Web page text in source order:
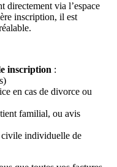
directement via l’espace
inscription, il est
inscription :
en cas de divorce ou
familial, ou avis
civile individuelle de